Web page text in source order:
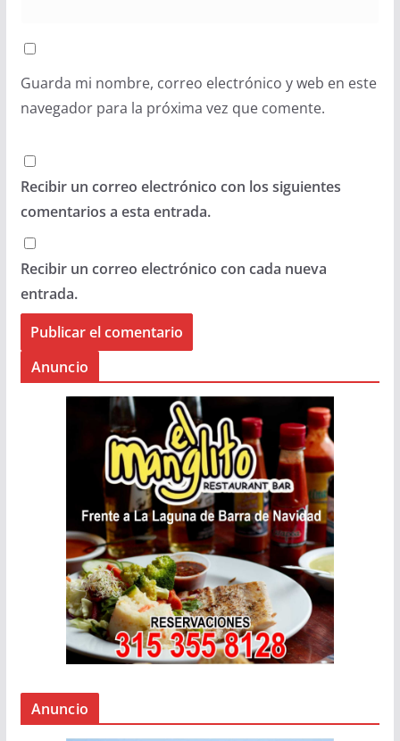
Guarda mi nombre, correo electrónico y web en este
navegador para la próxima vez que comente.
Recibir un correo electrónico con los siguientes
comentarios a esta entrada.
Recibir un correo electrónico con cada nueva
entrada.
Anuncio
Anuncio